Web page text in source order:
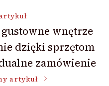
wnętrze
dzięki sprzętom
zamówienie
artykuł